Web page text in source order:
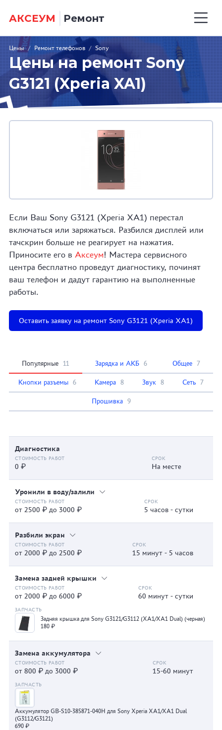
АКСЕУМ Ремонт
Цены / Ремонт телефонов / Sony
Цены на ремонт Sony
G3121 (Xperia XA1)
Если Ваш Sony G3121 (Xperia XA1) перестал
включаться или заряжаться. Разбился дисплей или
тачскрин больше не реагирует на нажатия.
Приносите его в Аксеум! Мастера сервисного
центра бесплатно проведут диагностику, починят
ваш телефон и дадут гарантию на выполненные
работы.
Оставить заявку на ремонт Sony G3121 (Xperia XA1)
Популярные 11 Зарядка и АКБ 6 Общее 7
Кнопки разъемы 6 Камера 8 Звук 8 Сеть 7
Прошивка 9
Диагностика
0 ₽ На месте
Уронили в воду/залили
от 2500 ₽ до 3000 ₽ 5 часов - сутки
Разбили экран
от 2000 ₽ до 2500 ₽ 15 минут - 5 часов
Замена задней крышки
от 2000 ₽ до 6000 ₽ 60 минут - сутки
Задняя крышка для Sony G3121/G3112 (XA1/XA1 Dual) (черная)
180 ₽
Замена аккумулятора
от 800 ₽ до 3000 ₽ 15-60 минут
Аккумулятор GB-S10-385871-040H для Sony Xperia XA1/XA1 Dual
(G3112/G3121)
690 ₽